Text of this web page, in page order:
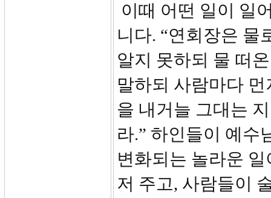
이때 어떤 일이 일
니다. “연회장은 물
알지 못하되 물 떠
말하되 사람마다
을 내거늘 그대는
라.” 하인들이 예수
변화되는 놀라운
저 주고, 사람들이